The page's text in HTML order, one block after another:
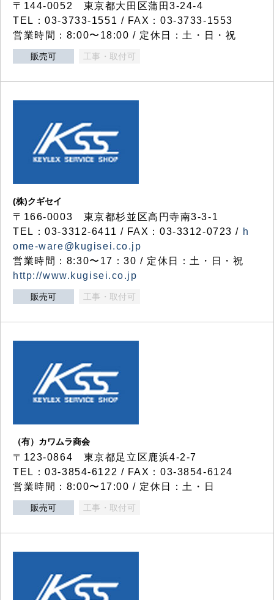
〒144-0052 東京都大田区蒲田3-24-4
TEL：03-3733-1551 / FAX：03-3733-1553
営業時間：8:00〜18:00 / 定休日：土・日・祝
販売可 工事・取付可
(株)クギセイ
〒166-0003 東京都杉並区高円寺南3-3-1
TEL：03-3312-6411 / FAX：03-3312-0723 / h
ome-ware@kugisei.co.jp
営業時間：8:30〜17：30 / 定休日：土・日・祝
http://www.kugisei.co.jp
販売可 工事・取付可
（有）カワムラ商会
〒123-0864 東京都足立区鹿浜4-2-7
TEL：03-3854-6122 / FAX：03-3854-6124
営業時間：8:00〜17:00 / 定休日：土・日
販売可 工事・取付可